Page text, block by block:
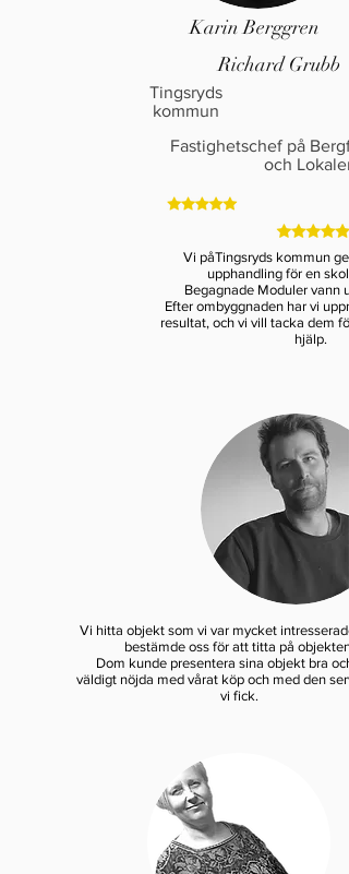
Karin Berggren
Richard Grubb
Tingsryds
kommun
Fastighetschef på
och Lokaler
Vi påTingsryds kommun
upphandling för en
Begagnade Moduler vann
Efter ombyggnaden har vi
resultat, och vi vill tacka dem
hjälp.
Vi hitta objekt som vi var mycket
bestämde oss för att titta på objekten.
Dom kunde presentera sina objekt bra och
väldigt nöjda med vårat köp och med den
vi fick.